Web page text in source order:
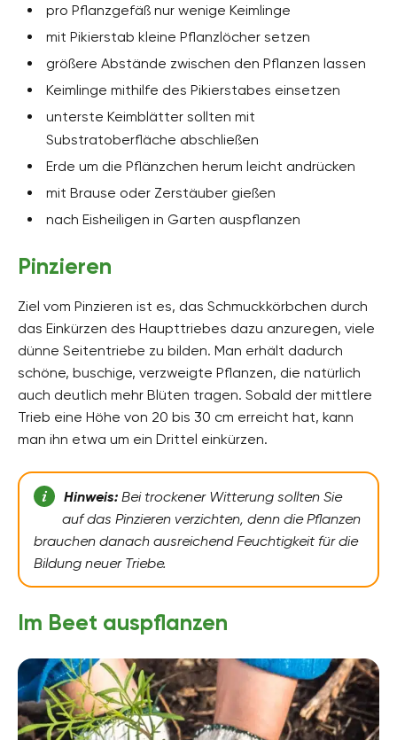
pro Pflanzgefäß nur wenige Keimlinge
mit Pikierstab kleine Pflanzlöcher setzen
größere Abstände zwischen den Pflanzen lassen
Keimlinge mithilfe des Pikierstabes einsetzen
unterste Keimblätter sollten mit
Substratoberfläche abschließen
Erde um die Pflänzchen herum leicht andrücken
mit Brause oder Zerstäuber gießen
nach Eisheiligen in Garten auspflanzen
Pinzieren
Ziel vom Pinzieren ist es, das Schmuckkörbchen durch
das Einkürzen des Haupttriebes dazu anzuregen, viele
dünne Seitentriebe zu bilden. Man erhält dadurch
schöne, buschige, verzweigte Pflanzen, die natürlich
auch deutlich mehr Blüten tragen. Sobald der mittlere
Trieb eine Höhe von 20 bis 30 cm erreicht hat, kann
man ihn etwa um ein Drittel einkürzen.
Hinweis:Bei trockener Witterung sollten Sie
auf das Pinzieren verzichten, denn die Pflanzen
brauchen danach ausreichend Feuchtigkeit für die
Bildung neuer Triebe.
Im Beet auspflanzen